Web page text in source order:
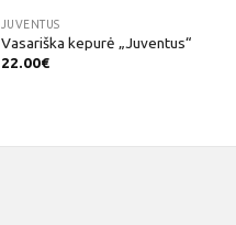
JUVENTUS
Vasariška kepurė „Juventus“
22.00€